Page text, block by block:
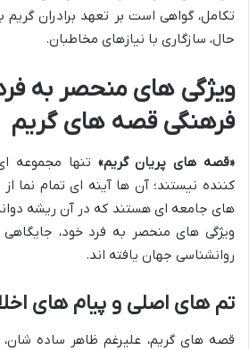
تکامل، گواهی است بر تعهد برادران
حال، سازگاری با نیازهای مخاطبان.
ویژگی های منحصر به
فرهنگی قصه های گریم
«قصه های پریان گریم» تنها مجموعه
کننده نیستند؛ آن ها آینه ای تمام نما
های جامعه ای هستند که در آن ریشه
ویژگی های منحصر به فرد خود، جایگاهی
روانشناسی جهان یافته اند.
تم های اصلی و پیام های
قصه های گریم، علیرغم ظاهر ساده